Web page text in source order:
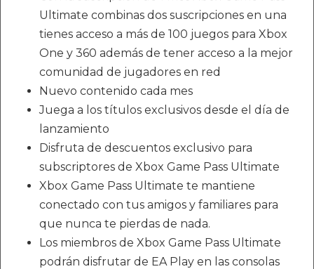
Ultimate combinas dos suscripciones en una
tienes acceso a más de 100 juegos para Xbox
One y 360 además de tener acceso a la mejor
comunidad de jugadores en red
Nuevo contenido cada mes
Juega a los títulos exclusivos desde el día de
lanzamiento
Disfruta de descuentos exclusivo para
subscriptores de Xbox Game Pass Ultimate
Xbox Game Pass Ultimate te mantiene
conectado con tus amigos y familiares para
que nunca te pierdas de nada.
Los miembros de Xbox Game Pass Ultimate
podrán disfrutar de EA Play en las consolas